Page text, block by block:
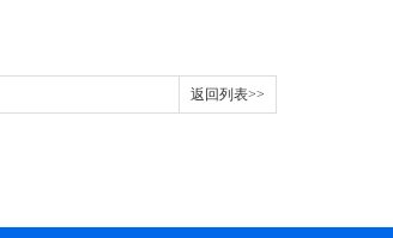
返回列表>>